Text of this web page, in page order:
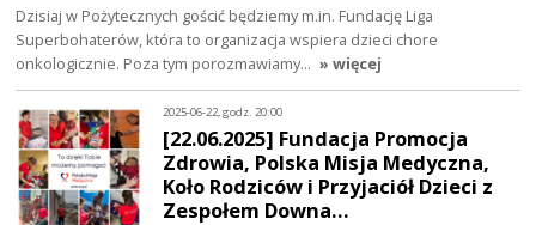
Dzisiaj w Pożytecznych gościć będziemy m.in. Fundację Liga
Superbohaterów, która to organizacja wspiera dzieci chore
onkologicznie. Poza tym porozmawiamy… » więcej
2025-06-22, godz. 20:00
[22.06.2025] Fundacja Promocja
Zdrowia, Polska Misja Medyczna,
Koło Rodziców i Przyjaciół Dzieci z
Zespołem Downa…